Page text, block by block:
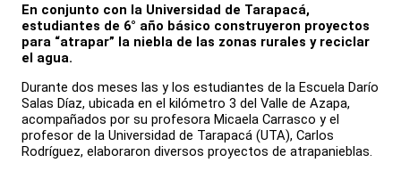
En conjunto con la Universidad de Tarapacá,
estudiantes de 6° año básico construyeron proyectos
para “atrapar” la niebla de las zonas rurales y reciclar
el agua.
Durante dos meses las y los estudiantes de la Escuela Darío
Salas Díaz, ubicada en el kilómetro 3 del Valle de Azapa,
acompañados por su profesora Micaela Carrasco y el
profesor de la Universidad de Tarapacá (UTA), Carlos
Rodríguez, elaboraron diversos proyectos de atrapanieblas.